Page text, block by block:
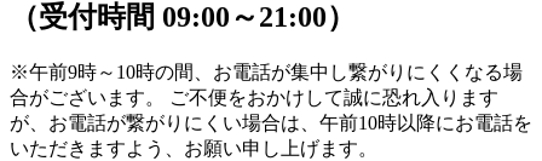
（受付時間 09:00～21:00）
※午前9時～10時の間、お電話が集中し繋がりにくくなる場
合がございます。 ご不便をおかけして誠に恐れ入ります
が、お電話が繋がりにくい場合は、午前10時以降にお電話を
いただきますよう、お願い申し上げます。